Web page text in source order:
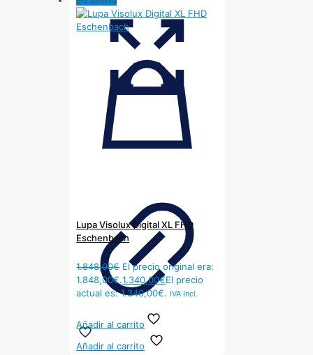
Lupa Visolux Digital XL FHD
Eschenbach
1.848,00€ El precio original era:
1.848,00€.1.340,00€El precio
actual es: 1.340,00€. IVA Incl.
Añadir al carrito
Añadir al carrito